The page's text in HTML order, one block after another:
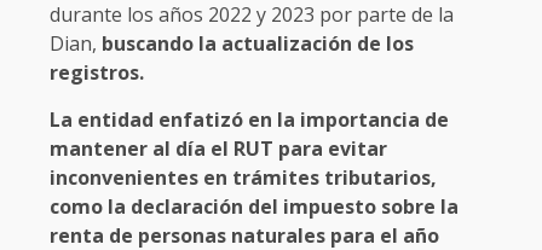
durante los años 2022 y 2023 por parte de la
Dian, buscando la actualización de los
registros.
La entidad enfatizó en la importancia de
mantener al día el RUT para evitar
inconvenientes en trámites tributarios,
como la declaración del impuesto sobre la
renta de personas naturales para el año